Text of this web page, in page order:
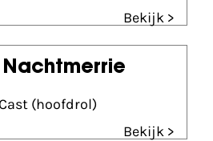
Bekijk >
Nachtmerrie
(hoofdrol)
Bekijk >